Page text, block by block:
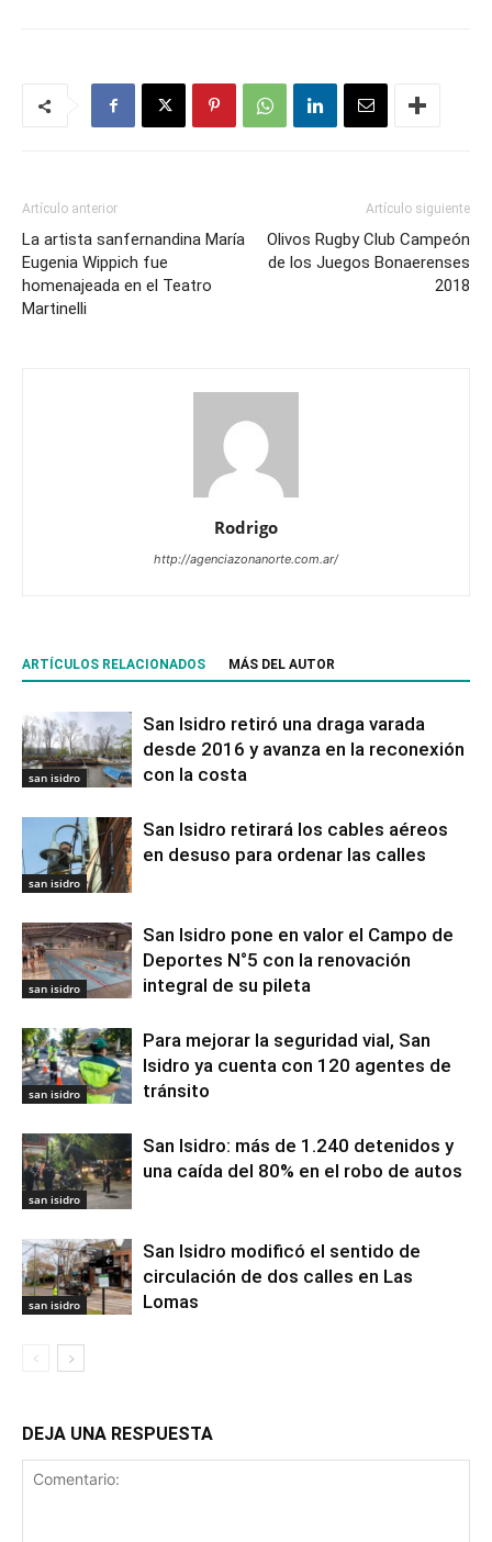
Artículo anterior
La artista sanfernandina María
Eugenia Wippich fue
homenajeada en el Teatro
Martinelli
Artículo siguiente
Olivos Rugby Club Campeón
de los Juegos Bonaerenses
2018
Rodrigo
http://agenciazonanorte.com.ar/
ARTÍCULOS RELACIONADOS MÁS DEL AUTOR
san isidro
San Isidro retiró una draga varada
desde 2016 y avanza en la reconexión
con la costa
san isidro
San Isidro retirará los cables aéreos
en desuso para ordenar las calles
san isidro
San Isidro pone en valor el Campo de
Deportes N°5 con la renovación
integral de su pileta
san isidro
Para mejorar la seguridad vial, San
Isidro ya cuenta con 120 agentes de
tránsito
san isidro
San Isidro: más de 1.240 detenidos y
una caída del 80% en el robo de autos
san isidro
San Isidro modificó el sentido de
circulación de dos calles en Las
Lomas
DEJA UNA RESPUESTA